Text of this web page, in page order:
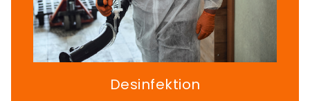
Desinfektion